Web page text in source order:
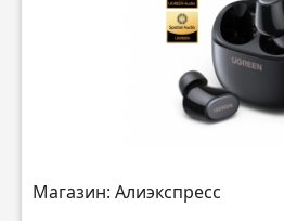
Магазин: Алиэкспресс